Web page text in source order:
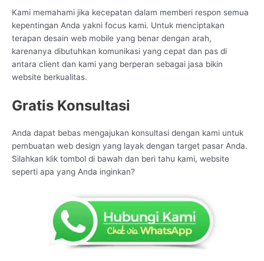
Kami memahami jika kecepatan dalam memberi respon semua
kepentingan Anda yakni focus kami. Untuk menciptakan
terapan desain web mobile yang benar dengan arah,
karenanya dibutuhkan komunikasi yang cepat dan pas di
antara client dan kami yang berperan sebagai jasa bikin
website berkualitas.
Gratis Konsultasi
Anda dapat bebas mengajukan konsultasi dengan kami untuk
pembuatan web design yang layak dengan target pasar Anda.
Silahkan klik tombol di bawah dan beri tahu kami, website
seperti apa yang Anda inginkan?